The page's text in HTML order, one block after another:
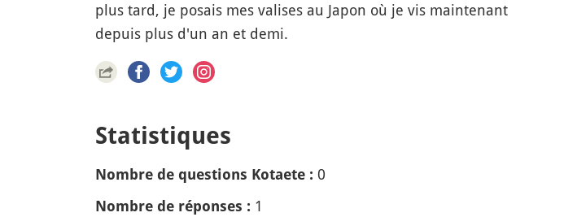
plus tard, je posais mes valises au Japon où je vis maintenant
depuis plus d'un an et demi.
Statistiques
Nombre de questions Kotaete : 0
Nombre de réponses : 1